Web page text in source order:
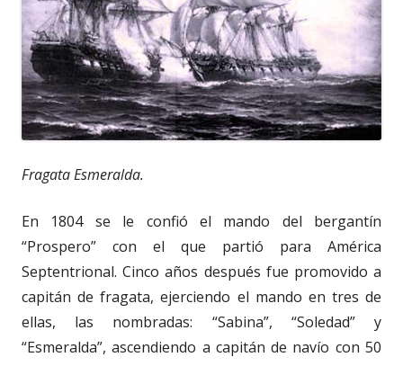
Fragata Esmeralda.
En 1804 se le confió el mando del bergantín
“Prospero” con el que partió para América
Septentrional. Cinco años después fue promovido a
capitán de fragata, ejerciendo el mando en tres de
ellas, las nombradas: “Sabina”, “Soledad” y
“Esmeralda”, ascendiendo a capitán de navío con 50